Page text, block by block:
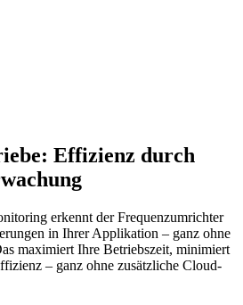
Effizienz durch
erkennt der Frequenzumrichter
in Ihrer Applikation – ganz ohne
maximiert Ihre Betriebszeit, minimiert
– ganz ohne zusätzliche Cloud-